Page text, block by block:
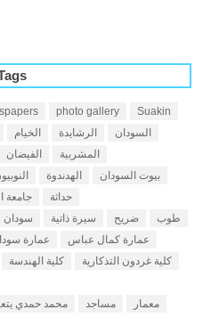
photo gallery
Suakin
الخيام الرشايدة
السودان
الفيضان
المشربية
الهدندوة
بيوت السودان
جامعة
حداثة
سودان سيرة ذاتية ضريح
طوب
عمارة
عمارة كمال عباس
كلية الهندسة
كلية غردون التذكارية
محمد حمدي
مساجد
معمار